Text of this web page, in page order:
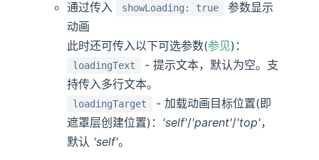
通过传入 showLoading: true
参数显示
动画
此时还可传入以下可选参数(参见)：
loadingText
- 提示文本，默认为空。支
持传入多行文本。
loadingTarget
- 加载动画目标位置(即
遮罩层创建位置)： 'self'/'parent'/'top'，
默认 'self'。